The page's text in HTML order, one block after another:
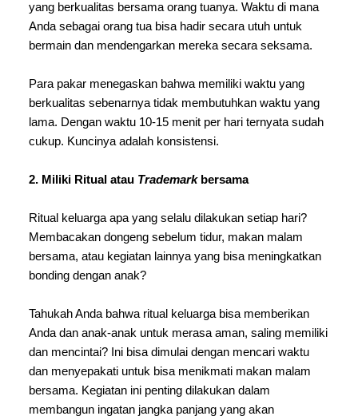
yang berkualitas bersama orang tuanya. Waktu di mana
Anda sebagai orang tua bisa hadir secara utuh untuk
bermain dan mendengarkan mereka secara seksama.
Para pakar menegaskan bahwa memiliki waktu yang
berkualitas sebenarnya tidak membutuhkan waktu yang
lama. Dengan waktu 10-15 menit per hari ternyata sudah
cukup. Kuncinya adalah konsistensi.
2. Miliki Ritual atau Trademark bersama
Ritual keluarga apa yang selalu dilakukan setiap hari?
Membacakan dongeng sebelum tidur, makan malam
bersama, atau kegiatan lainnya yang bisa meningkatkan
bonding dengan anak?
Tahukah Anda bahwa ritual keluarga bisa memberikan
Anda dan anak-anak untuk merasa aman, saling memiliki
dan mencintai? Ini bisa dimulai dengan mencari waktu
dan menyepakati untuk bisa menikmati makan malam
bersama. Kegiatan ini penting dilakukan dalam
membangun ingatan jangka panjang yang akan